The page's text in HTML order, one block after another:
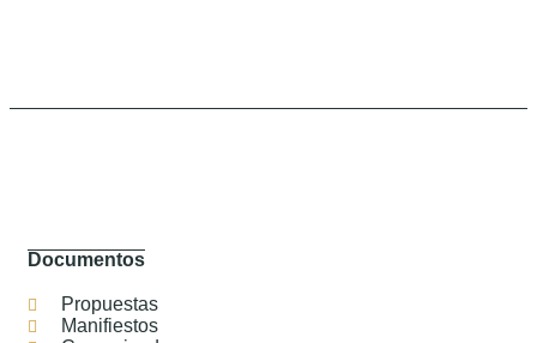
Documentos
Propuestas
Manifiestos